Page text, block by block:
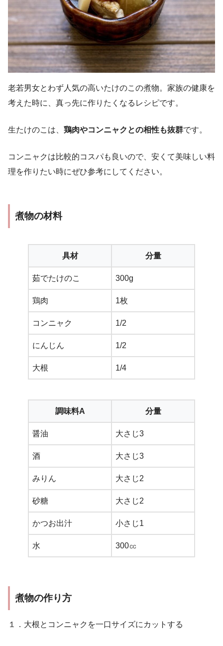
老若男女とわず人気の高いたけのこの煮物。家族の健康を
考えた時に、真っ先に作りたくなるレシピです。
生たけのこは、 鶏肉やコンニャクとの相性も抜群です。
コンニャクは比較的コスパも良いので、安くて美味しい料
理を作りたい時にぜひ参考にしてください。
煮物の材料
具材 分量
茹でたけのこ 300g
鶏肉 1枚
コンニャク 1/2
にんじん 1/2
大根 1/4
調味料A 分量
醤油 大さじ3
酒 大さじ3
みりん 大さじ2
砂糖 大さじ2
かつお出汁 小さじ1
水 300㏄
煮物の作り方
１．大根とコンニャクを一口サイズにカットする